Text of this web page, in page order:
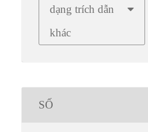
dạng trích dẫn
khác
SỐ